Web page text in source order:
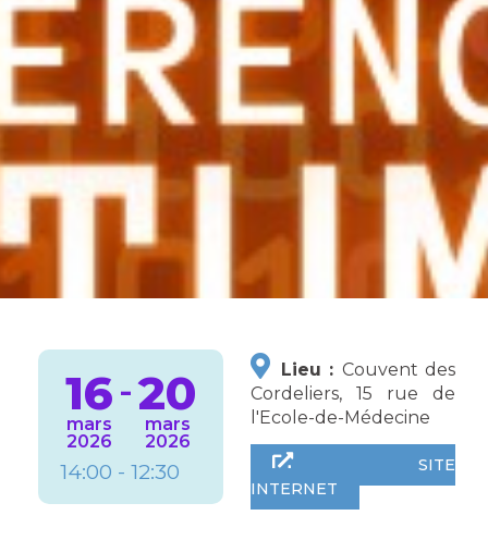
16
mars
2026
-20
mars
2026
14:00 - 12:30
Lieu : Couvent des
Cordeliers, 15 rue de
l'Ecole-de-Médecine
SITE
INTERNET